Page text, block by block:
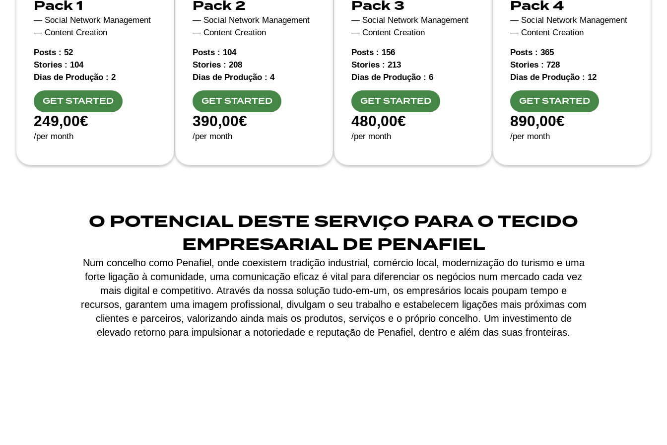
Pack 1
— Social Network Management
— Content Creation
Posts : 52
Stories : 104
Dias de Produção : 2
GET STARTED
249,00€
/per month
Pack 2
— Social Network Management
— Content Creation
Posts : 104
Stories : 208
Dias de Produção : 4
GET STARTED
390,00€
/per month
Pack 3
— Social Network Management
— Content Creation
Posts : 156
Stories : 213
Dias de Produção : 6
GET STARTED
480,00€
/per month
Pack 4
— Social Network Management
— Content Creation
Posts : 365
Stories : 728
Dias de Produção : 12
GET STARTED
890,00€
/per month
O POTENCIAL DESTE SERVIÇO PARA O TECIDO
EMPRESARIAL DE PENAFIEL
Num concelho como Penafiel, onde coexistem tradição industrial, comércio local, modernização do turismo e uma
forte ligação à comunidade, uma comunicação eficaz é vital para diferenciar os negócios num mercado cada vez
mais digital e competitivo. Através da nossa solução tudo-em-um, os empresários locais poupam tempo e
recursos, garantem uma imagem profissional, divulgam o seu trabalho e estabelecem ligações mais próximas com
clientes e parceiros, valorizando ainda mais os produtos, serviços e o próprio concelho. Um investimento de
elevado retorno para impulsionar a notoriedade e reputação de Penafiel, dentro e além das suas fronteiras.